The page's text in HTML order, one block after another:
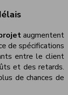
augmentent
de spécifications
entre le client
et des retards.
de chances de